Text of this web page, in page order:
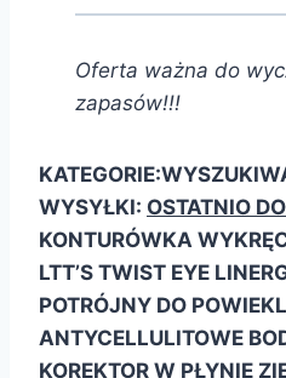
Oferta ważna do
zapasów!!!
KATEGORIE:
WYSYŁKI: OSTATNIO
KONTURÓWKA
LTT’S TWIST EYE LINER
POTRÓJNY DO POWIEK
ANTYCELLULITOWE
KOREKTOR W PŁYNIE